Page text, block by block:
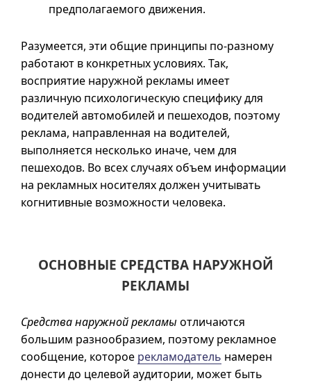
предполагаемого движения.
Разумеется, эти общие принципы по-разному
работают в конкретных условиях. Так,
восприятие наружной рекламы имеет
различную психологическую специфику для
водителей автомобилей и пешеходов, поэтому
реклама, направленная на водителей,
выполняется несколько иначе, чем для
пешеходов. Во всех случаях объем информации
на рекламных носителях должен учитывать
когнитивные возможности человека.
ОСНОВНЫЕ СРЕДСТВА НАРУЖНОЙ
РЕКЛАМЫ
Средства наружной рекламы отличаются
большим разнообразием, поэтому рекламное
сообщение, которое рекламодатель намерен
донести до целевой аудитории, может быть